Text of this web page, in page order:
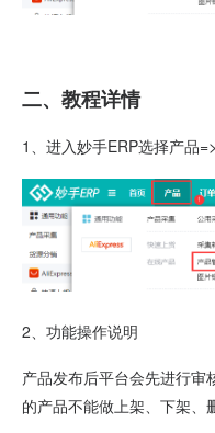
二、教程详情
1、进入妙手ERP选择产品
2、 功能操作说明
产品发布后平台会先进行审
的产品不能做上架、下架、